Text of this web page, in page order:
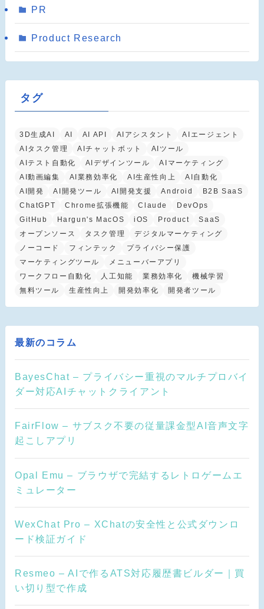
PR
Product Research
タグ
3D生成AI AI AI API AIアシスタント
AIエージェント
AIタスク管理
AIチャットボット
AIツール
AIテスト自動化
AIデザインツール
AIマーケティング
AI動画編集
AI業務効率化 AI生産性向上
AI自動化
AI開発
AI開発ツール AI開発支援 Android
B2B SaaS
ChatGPT
Chrome拡張機能 Claude
DevOps
GitHub
Hargun's MacOS iOS Product
SaaS
オープンソース
タスク管理
デジタルマーケティング
ノーコード
フィンテック
プライバシー保護
マーケティングツール
メニューバーアプリ
ワークフロー自動化
人工知能 業務効率化
機械学習
無料ツール
生産性向上 開発効率化 開発者ツール
最新のコラム
BayesChat – プライバシー重視のマルチプロバイ
ダー対応AIチャットクライアント
FairFlow – サブスク不要の従量課金型AI音声文字
起こしアプリ
Opal Emu – ブラウザで完結するレトロゲームエ
ミュレーター
WexChat Pro – XChatの安全性と公式ダウンロ
ード検証ガイド
Resmeo – AIで作るATS対応履歴書ビルダー｜買
い切り型で作成